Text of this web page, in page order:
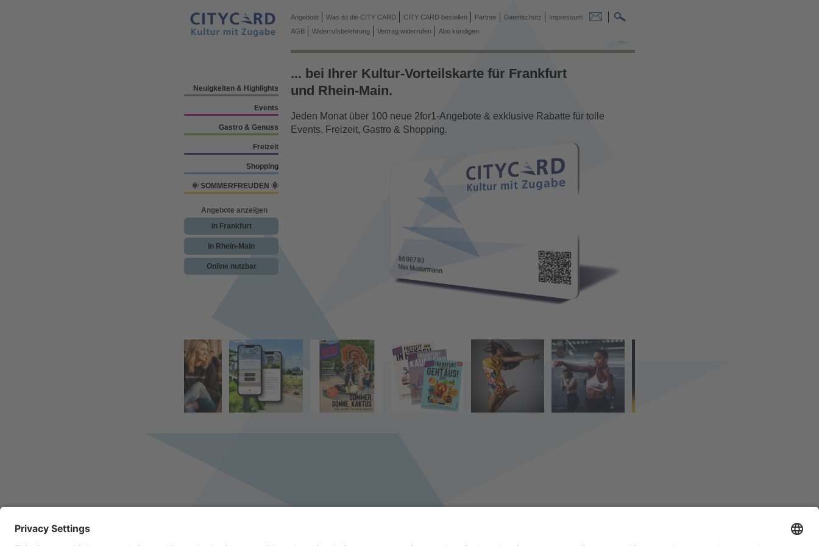
Neuigkeiten & Highlights
Events
Gastro & Genuss
Freizeit
Shopping
🌞 SOMMERFREUDEN 🌞
Angebote anzeigen
in Frankfurt
in Rhein-Main
Online nutzbar
Angebote Was ist die CITY CARD CITY CARD bestellen Partner Datenschutz
Impressum
AGB
Widerrufsbelehrung Vertrag widerrufen Abo kündigen
... bei Ihrer Kultur-Vorteilskarte für Frankfurt
und Rhein-Main.
Jeden Monat über 100 neue 2for1-Angebote & exklusive Rabatte für tolle
Events, Freizeit, Gastro & Shopping.